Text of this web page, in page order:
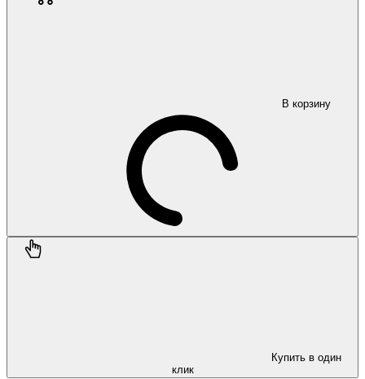
В корзину
Купить в один
клик